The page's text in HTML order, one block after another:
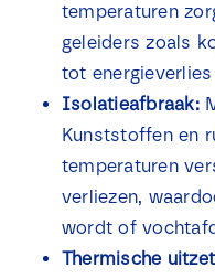
temperaturen
geleiders zoals
tot
Isolatieafbraak:
Kunststoffen en
temperaturen
verliezen,
wordt of
Thermische